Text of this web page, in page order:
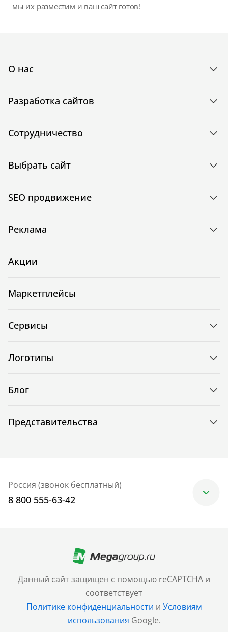
мы их разместим и ваш сайт готов!
Данный сайт защищен с помощью reCAPTCHA и
соответствует
Политике конфиденциальности и Условиям
использования Google.
О нас
Разработка сайтов
Сотрудничество
Выбрать сайт
SEO продвижение
Реклама
Акции
Маркетплейсы
Сервисы
Логотипы
Блог
Представительства
Россия (звонок бесплатный)
8 800 555-63-42
+7 (499) 705-30-10
Санкт-Петербург
+7 (812) 600-77-33
Барнаул
+7 (961) 999-93-93